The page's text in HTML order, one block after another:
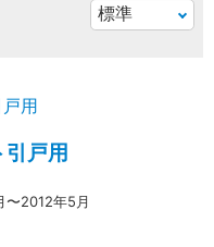
戸用
2012年5月